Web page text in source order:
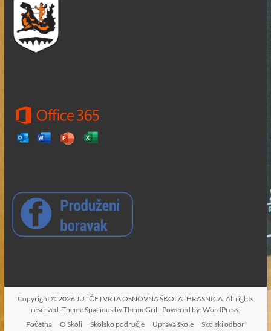
Copyright © 2026JU "ČETVRTA OSNOVNA ŠKOLA" HRASNICA. All rights
reserved. ThemeSpaciousby ThemeGrill. Powered by: WordPress.
Početna
O Školi Školsko područje Uprava škole Školski odbor